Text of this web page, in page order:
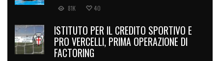
81K 40
ISTITUTO PER IL CREDITO SPORTIVO E
PRO VERCELLI, PRIMA OPERAZIONE DI
FACTORING